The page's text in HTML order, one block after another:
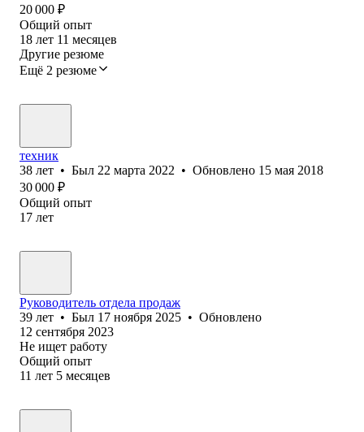
20 000 ₽
Общий опыт
18 лет 11 месяцев
Другие резюме
Ещё 2 резюме
техник
38 лет • Был 22 марта 2022 • Обновлено 15 мая 2018
30 000 ₽
Общий опыт
17 лет
Руководитель отдела продаж
39 лет • Был 17 ноября 2025 • Обновлено
12 сентября 2023
Не ищет работу
Общий опыт
11 лет 5 месяцев